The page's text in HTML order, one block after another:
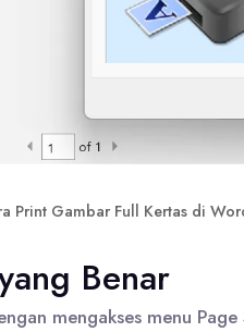
Print Gambar Full Kertas di
Benar
mengakses menu